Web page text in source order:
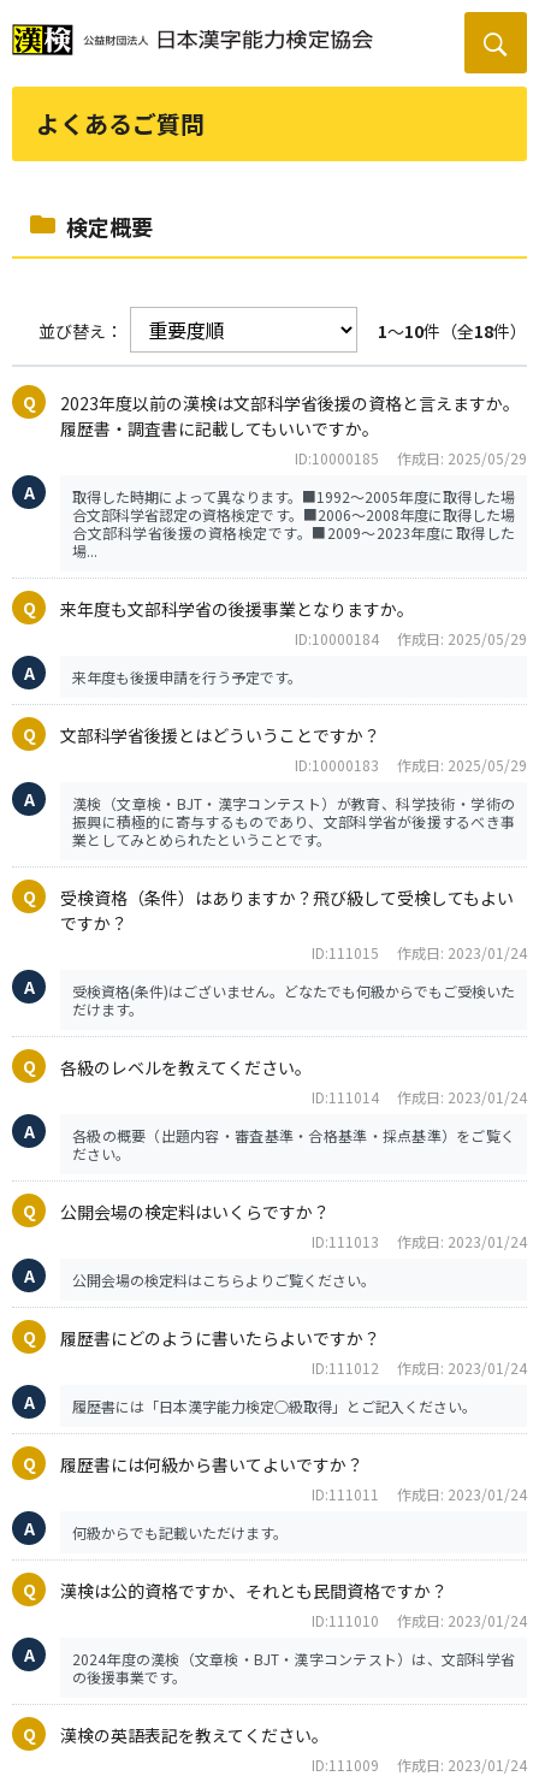
よくあるご質問
検定概要
並び替え： 1～10件（全18件）
2023年度以前の漢検は文部科学省後援の資格と言えますか。
履歴書・調査書に記載してもいいですか。
ID:10000185
作成日: 2025/05/29
取得した時期によって異なります。■1992～2005年度に取得した場
合文部科学省認定の資格検定です。■2006～2008年度に取得した場
合文部科学省後援の資格検定です。■2009～2023年度に取得した
場...
来年度も文部科学省の後援事業となりますか。
ID:10000184
作成日: 2025/05/29
来年度も後援申請を行う予定です。
文部科学省後援とはどういうことですか？
ID:10000183
作成日: 2025/05/29
漢検（文章検・BJT・漢字コンテスト）が教育、科学技術・学術の
振興に積極的に寄与するものであり、文部科学省が後援するべき事
業としてみとめられたということです。
受検資格（条件）はありますか？飛び級して受検してもよい
ですか？
ID:111015
作成日: 2023/01/24
受検資格(条件)はございません。どなたでも何級からでもご受検いた
だけます。
各級のレベルを教えてください。
ID:111014
作成日: 2023/01/24
各級の概要（出題内容・審査基準・合格基準・採点基準）をご覧く
ださい。
公開会場の検定料はいくらですか？
ID:111013
作成日: 2023/01/24
公開会場の検定料はこちらよりご覧ください。
履歴書にどのように書いたらよいですか？
ID:111012
作成日: 2023/01/24
履歴書には「日本漢字能力検定○級取得」とご記入ください。
履歴書には何級から書いてよいですか？
ID:111011
作成日: 2023/01/24
何級からでも記載いただけます。
漢検は公的資格ですか、それとも民間資格ですか？
ID:111010
作成日: 2023/01/24
2024年度の漢検（文章検・BJT・漢字コンテスト）は、文部科学省
の後援事業です。
漢検の英語表記を教えてください。
ID:111009
作成日: 2023/01/24